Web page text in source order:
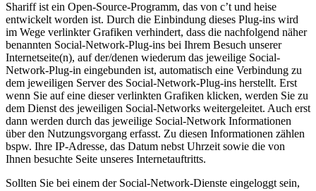
Shariff ist ein Open-Source-Programm, das von c’t und heise
entwickelt worden ist. Durch die Einbindung dieses Plug-ins wird
im Wege verlinkter Grafiken verhindert, dass die nachfolgend näher
benannten Social-Network-Plug-ins bei Ihrem Besuch unserer
Internetseite(n), auf der/denen wiederum das jeweilige Social-
Network-Plug-in eingebunden ist, automatisch eine Verbindung zu
dem jeweiligen Server des Social-Network-Plug-ins herstellt. Erst
wenn Sie auf eine dieser verlinkten Grafiken klicken, werden Sie zu
dem Dienst des jeweiligen Social-Networks weitergeleitet. Auch erst
dann werden durch das jeweilige Social-Network Informationen
über den Nutzungsvorgang erfasst. Zu diesen Informationen zählen
bspw. Ihre IP-Adresse, das Datum nebst Uhrzeit sowie die von
Ihnen besuchte Seite unseres Internetauftritts.
Sollten Sie bei einem der Social-Network-Dienste eingeloggt sein,